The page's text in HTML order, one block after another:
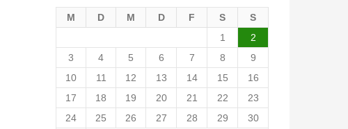
M D M D F S
S
1
2
3
4 5 6 7 8
9
10
11 12 13 14 15
16
17
18 19 20 21 22
23
24
25 26 27 28 29 30